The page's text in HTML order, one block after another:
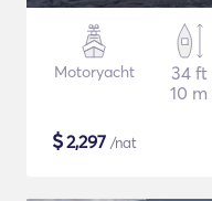
Motoryacht
34 ft
10 m
$2,297 /nat